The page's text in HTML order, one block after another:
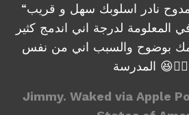
“دائما متميز استاذ ممدوح نادر اسلوبك سهل و قريب
لدرجة اني اندمج كثير
بوضوح والسبب اني من نفس
😆✋🏼”
Jimmy. Waked via Apple